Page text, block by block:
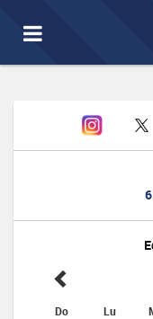
Toggle
navigation
Do Lu